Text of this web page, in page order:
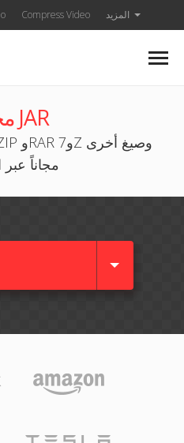
Compress Video المزيد
محوّل JAR
مجاناً عبر